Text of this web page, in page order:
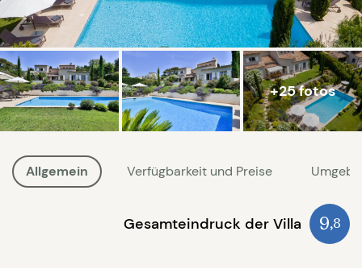
+25 fotos
Allgemein Verfügbarkeit und Preise
Gesamteindruck der Villa 9,8